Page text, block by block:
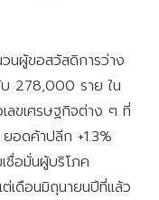
นผู้ขอสวัสดิการว่าง
278,000 ราย ใน
ขเศรษฐกิจต่าง ๆ ที่
อดค้าปลีก +1.3%
ชื่อมั่นผู้บริโภค
ดือนมิถุนายนปีที่แล้ว